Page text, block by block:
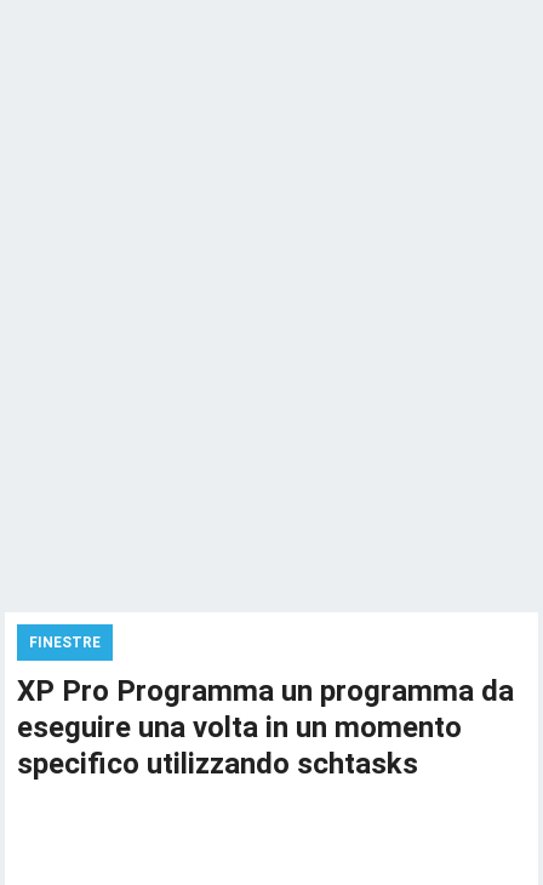
FINESTRE
XP Pro Programma un programma da
eseguire una volta in un momento
specifico utilizzando schtasks